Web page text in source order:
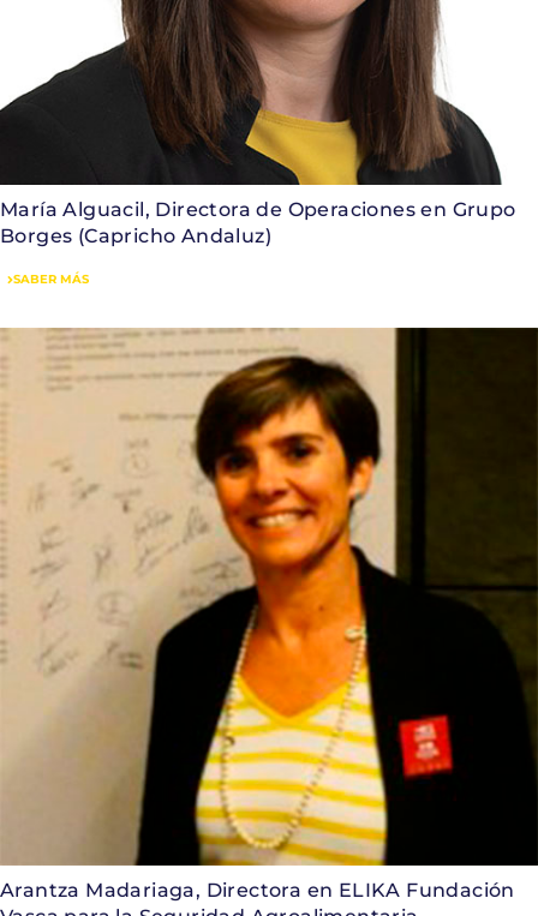
María Alguacil, Directora de Operaciones en Grupo
Borges (Capricho Andaluz)
SABER MÁS
Arantza Madariaga, Directora en ELIKA Fundación